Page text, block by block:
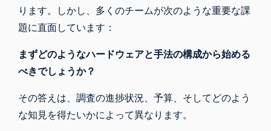
ります。しかし、多くのチームが次のような重要な課
題に直面しています：
まずどのようなハードウェアと手法の構成から始める
べきでしょうか？
その答えは、調査の進捗状況、予算、そしてどのよう
な知見を得たいかによって異なります。